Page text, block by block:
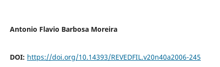
Antonio Flavio Barbosa Moreira
DOI: https://doi.org/10.14393/REVEDFIL.v20n40a2006-245